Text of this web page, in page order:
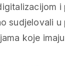
sudjelovali
koje